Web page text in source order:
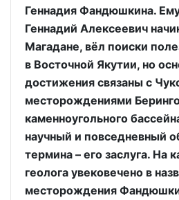
Геннадия Фандюшкина.
Геннадий Алексеевич
Магадане, вёл поиски
в Восточной Якутии, но
достижения связаны с
месторождениями
каменноугольного
научный и повседневный
термина – его заслуга. На
геолога увековечено в
месторождения